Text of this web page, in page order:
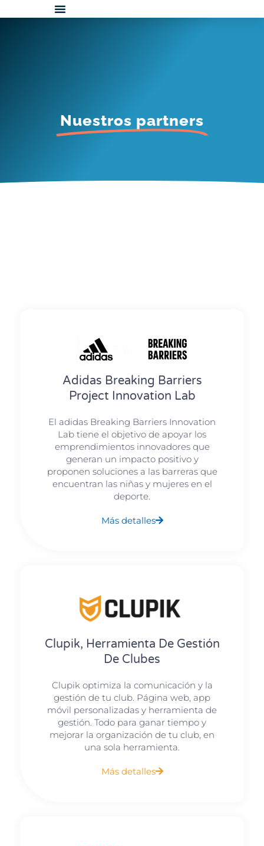
al
Nuestros partners
Adidas Breaking Barriers
Project Innovation Lab
El adidas Breaking Barriers Innovation
Lab tiene el objetivo de apoyar los
emprendimientos innovadores que
generan un impacto positivo y
proponen soluciones a las barreras que
encuentran las niñas y mujeres en el
deporte.
Más detalles
Clupik, Herramienta De Gestión
De Clubes
Clupik optimiza la comunicación y la
gestión de tu club. Página web, app
móvil personalizadas y herramienta de
gestión. Todo para ganar tiempo y
mejorar la organización de tu club, en
una sola herramienta.
Más detalles